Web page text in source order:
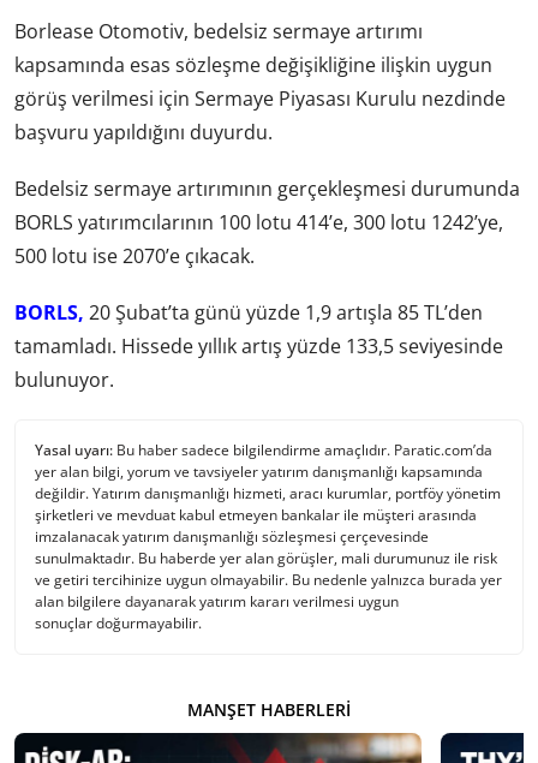
Borlease Otomotiv, bedelsiz sermaye artırımı
kapsamında esas sözleşme değişikliğine ilişkin uygun
görüş verilmesi için Sermaye Piyasası Kurulu nezdinde
başvuru yapıldığını duyurdu.
Bedelsiz sermaye artırımının gerçekleşmesi durumunda
BORLS yatırımcılarının 100 lotu 414’e, 300 lotu 1242’ye,
500 lotu ise 2070’e çıkacak.
BORLS, 20 Şubat’ta günü yüzde 1,9 artışla 85 TL’den
tamamladı. Hissede yıllık artış yüzde 133,5 seviyesinde
bulunuyor.
Yasal uyarı: Bu haber sadece bilgilendirme amaçlıdır. Paratic.com’da
yer alan bilgi, yorum ve tavsiyeler yatırım danışmanlığı kapsamında
değildir. Yatırım danışmanlığı hizmeti, aracı kurumlar, portföy yönetim
şirketleri ve mevduat kabul etmeyen bankalar ile müşteri arasında
imzalanacak yatırım danışmanlığı sözleşmesi çerçevesinde
sunulmaktadır. Bu haberde yer alan görüşler, mali durumunuz ile risk
ve getiri tercihinize uygun olmayabilir. Bu nedenle yalnızca burada yer
alan bilgilere dayanarak yatırım kararı verilmesi uygun
sonuçlar doğurmayabilir.
MANŞET HABERLERI